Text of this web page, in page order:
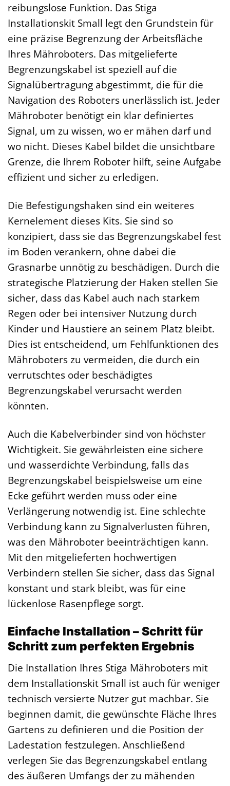
reibungslose Funktion. Das Stiga
Installationskit Small legt den Grundstein für
eine präzise Begrenzung der Arbeitsfläche
Ihres Mähroboters. Das mitgelieferte
Begrenzungskabel ist speziell auf die
Signalübertragung abgestimmt, die für die
Navigation des Roboters unerlässlich ist. Jeder
Mähroboter benötigt ein klar definiertes
Signal, um zu wissen, wo er mähen darf und
wo nicht. Dieses Kabel bildet die unsichtbare
Grenze, die Ihrem Roboter hilft, seine Aufgabe
effizient und sicher zu erledigen.
Die Befestigungshaken sind ein weiteres
Kernelement dieses Kits. Sie sind so
konzipiert, dass sie das Begrenzungskabel fest
im Boden verankern, ohne dabei die
Grasnarbe unnötig zu beschädigen. Durch die
strategische Platzierung der Haken stellen Sie
sicher, dass das Kabel auch nach starkem
Regen oder bei intensiver Nutzung durch
Kinder und Haustiere an seinem Platz bleibt.
Dies ist entscheidend, um Fehlfunktionen des
Mähroboters zu vermeiden, die durch ein
verrutschtes oder beschädigtes
Begrenzungskabel verursacht werden
könnten.
Auch die Kabelverbinder sind von höchster
Wichtigkeit. Sie gewährleisten eine sichere
und wasserdichte Verbindung, falls das
Begrenzungskabel beispielsweise um eine
Ecke geführt werden muss oder eine
Verlängerung notwendig ist. Eine schlechte
Verbindung kann zu Signalverlusten führen,
was den Mähroboter beeinträchtigen kann.
Mit den mitgelieferten hochwertigen
Verbindern stellen Sie sicher, dass das Signal
konstant und stark bleibt, was für eine
lückenlose Rasenpflege sorgt.
Einfache Installation – Schritt für
Schritt zum perfekten Ergebnis
Die Installation Ihres Stiga Mähroboters mit
dem Installationskit Small ist auch für weniger
technisch versierte Nutzer gut machbar. Sie
beginnen damit, die gewünschte Fläche Ihres
Gartens zu definieren und die Position der
Ladestation festzulegen. Anschließend
verlegen Sie das Begrenzungskabel entlang
des äußeren Umfangs der zu mähenden